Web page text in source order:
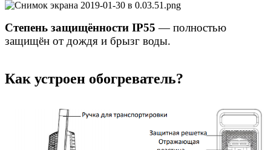
Степень защищённости IP55— полностью
защищён от дождя и брызг воды.
Как устроен обогреватель?